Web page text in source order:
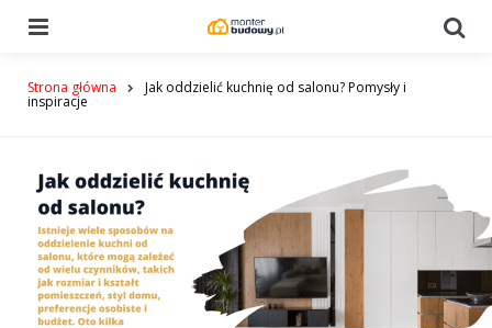
Strona główna Jak oddzielić kuchnię od salonu? Pomysły i
inspiracje